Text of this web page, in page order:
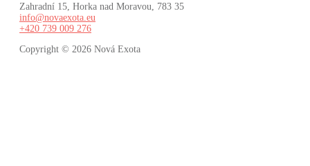
Zahradní 15, Horka nad Moravou, 783 35
info@novaexota.eu
+420 739 009 276
Copyright © 2026 Nová Exota